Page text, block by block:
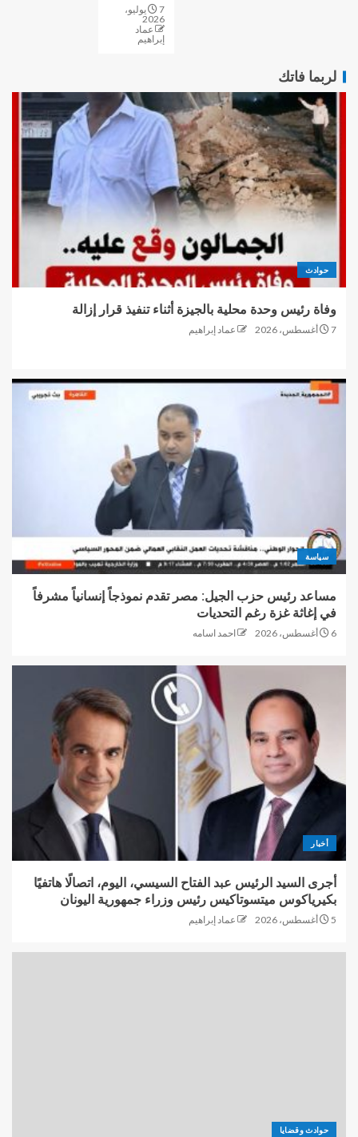
7 يوليو،
2026
عماد
إبراهيم
لربما فاتك
حوادث
وفاة رئيس وحدة محلية بالجيزة أثناء تنفيذ قرار إزالة
7 أغسطس، 2026 عماد إبراهيم
سياسة
مساعد رئيس حزب الجيل: مصر تقدم نموذجاً إنسانياً مشرفاً
في إغاثة غزة رغم التحديات
6 أغسطس، 2026 احمد اسامه
أخبار
أجرى السيد الرئيس عبد الفتاح السيسي، اليوم، اتصالًا هاتفيًا
بكيرياكوس ميتسوتاكيس رئيس وزراء جمهورية اليونان
5 أغسطس، 2026 عماد إبراهيم
حوادث وقضايا